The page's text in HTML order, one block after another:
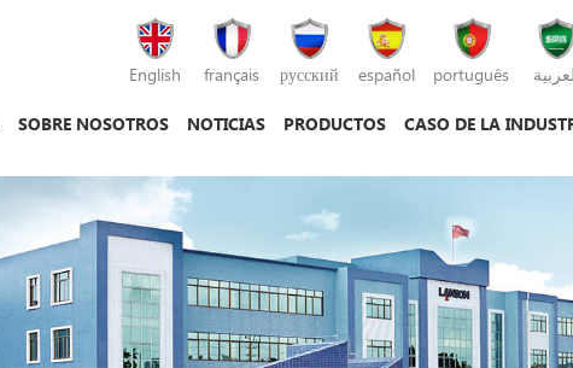
English français русский español português
SOBRE NOSOTROS NOTICIAS PRODUCTOS CASO DE LA